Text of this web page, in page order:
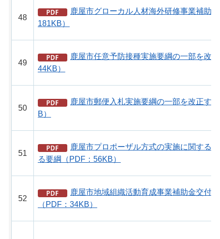
48
鹿屋市グローカル人材海外研修事業補助
181KB）
49
鹿屋市任意予防接種実施要綱の一部を改
44KB）
50
鹿屋市郵便入札実施要綱の一部を改正す
B）
51
鹿屋市プロポーザル方式の実施に関する
る要綱（PDF：56KB）
52
鹿屋市地域組織活動育成事業補助金交付
（PDF：34KB）